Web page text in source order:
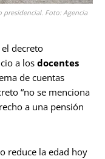
Foto: Agencia
decreto
a los docentes
de cuentas
“no se menciona
a una pensión
reduce la edad hoy